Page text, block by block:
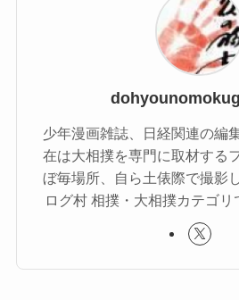
少年漫画雑誌、日経関連の編
在は大相撲を専門に取材する
ぼ毎場所、自ら土俵際で撮影
ログ村 相撲・大相撲カテゴリ